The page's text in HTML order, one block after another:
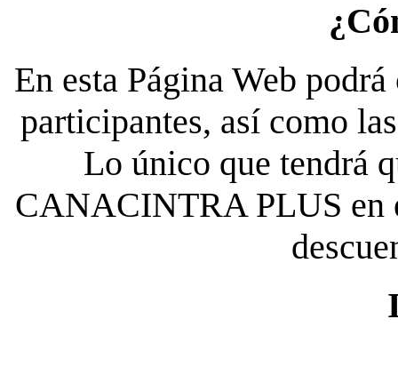
En esta Página Web
participantes, así como
Lo único que tendrá
CANACINTRA PLUS en